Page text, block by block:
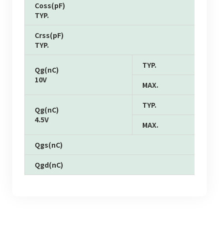
Coss(pF)
TYP.
Crss(pF)
TYP.
Qg(nC)
10V
TYP.
MAX.
Qg(nC)
4.5V
TYP.
MAX.
Qgs(nC)
Qgd(nC)